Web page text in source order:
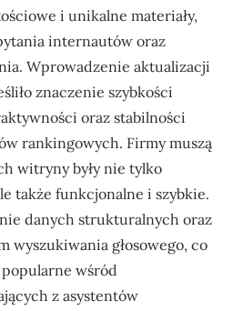
i unikalne materiały,
internautów oraz
Wprowadzenie aktualizacji
znaczenie szybkości
oraz stabilności
rankingowych. Firmy muszą
witryny były nie tylko
także funkcjonalne i szybkie.
danych strukturalnych oraz
wyszukiwania głosowego, co
wśród
z asystentów